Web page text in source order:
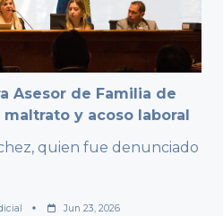
Asesor de Familia de
y acoso laboral
quien fue denunciado
Jun 23, 2026